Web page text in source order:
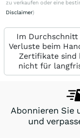
zu verkaufen oder eine
Disclaimer)
Im Durchschnitt
Verluste beim
Zertifikate sind
nicht für
Abonnieren Sie
und